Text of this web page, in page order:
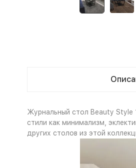
Журнальный стол Beauty Style
стили как минимализм,
других столов из этой